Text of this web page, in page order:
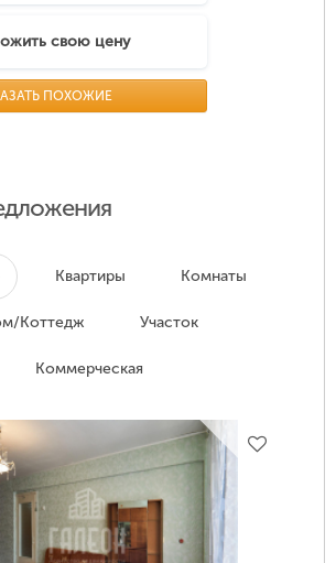
свою цену
ПОХОЖИЕ
Квартиры Комнаты
Коттедж Участок
Коммерческая